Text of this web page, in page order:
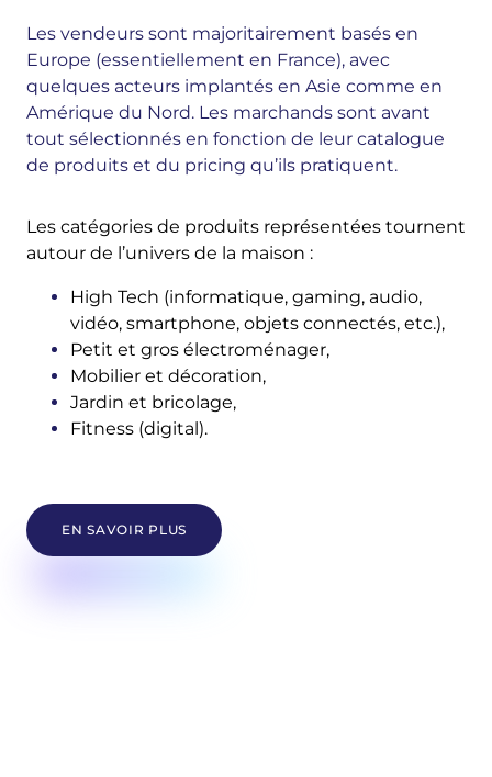
Les vendeurs sont majoritairement basés en
Europe (essentiellement en France), avec
quelques acteurs implantés en Asie comme en
Amérique du Nord. Les marchands sont avant
tout sélectionnés en fonction de leur catalogue
de produits et du pricing qu’ils pratiquent.
Les catégories de produits représentées tournent
autour de l’univers de la maison :
High Tech (informatique, gaming, audio,
vidéo, smartphone, objets connectés, etc.),
Petit et gros électroménager,
Mobilier et décoration,
Jardin et bricolage,
Fitness (digital).
EN SAVOIR PLUS